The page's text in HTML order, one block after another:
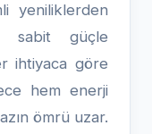
yeniliklerden
sabit güçle
ihtiyaca göre
hem enerji
ömrü uzar.